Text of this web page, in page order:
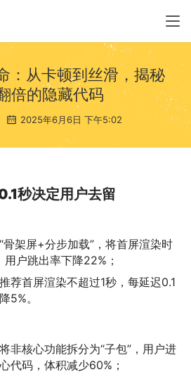
：从卡顿到丝滑，揭秘
倍的隐藏代码
2025年6月6日 下午5:02
秒决定用户去留
骨架屏+分步加载”，将首屏渲染时
户跳出率下降22%；
荐首屏渲染不超过1秒，每延迟0.1
5%。
非核心功能拆分为“子包”，用户进
代码，体积减少60%；